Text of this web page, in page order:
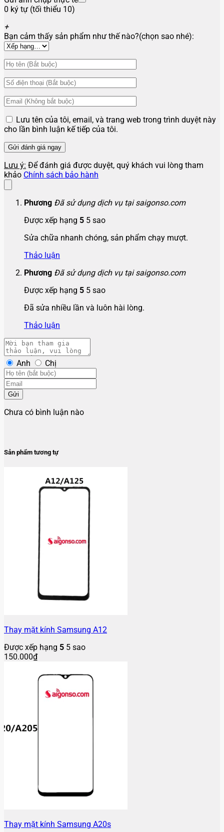
0 ký tự (tối thiểu 10)
+
Bạn cảm thấy sản phẩm như thế nào?(chọn sao nhé):
Lưu tên của tôi, email, và trang web trong trình duyệt này
cho lần bình luận kế tiếp của tôi.
Lưu ý: Để đánh giá được duyệt, quý khách vui lòng tham
khảo Chính sách bảo hành
Phương Đã sử dụng dịch vụ tại saigonso.com
Được xếp hạng 5 5 sao
Sửa chữa nhanh chóng, sản phẩm chạy mượt.
Thảo luận
Phương Đã sử dụng dịch vụ tại saigonso.com
Được xếp hạng 5 5 sao
Đã sửa nhiều lần và luôn hài lòng.
Thảo luận
Anh Chị
Gửi
Chưa có bình luận nào
Sản phẩm tương tự
Thay mặt kính Samsung A12
Được xếp hạng 5 5 sao
150.000₫
Thay mặt kính Samsung A20s